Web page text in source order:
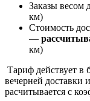
Заказы весом
км)
Стоимость
—
км)
Тариф действует в
вечерней доставки
расчитывается с